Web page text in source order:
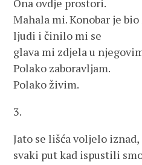
Ona ovdje prostori.
Mahala mi. Konobar je
ljudi i činilo mi se
glava mi zdjela u
Polako zaboravljam.
Polako živim.
3.
Jato se lišća voljelo iznad,
svaki put kad ispustili